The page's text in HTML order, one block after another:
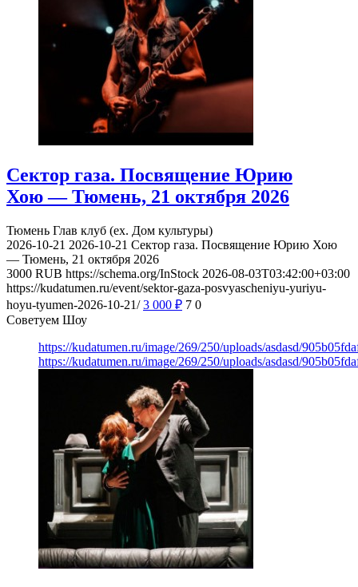
Сектор газа. Посвящение Юрию
Хою — Тюмень, 21 октября 2026
Тюмень Глав клуб (ex. Дом культуры)
2026-10-21 2026-10-21 Сектор газа. Посвящение Юрию Хою
— Тюмень, 21 октября 2026
3000 RUB https://schema.org/InStock 2026-08-03T03:42:00+03:00
https://kudatumen.ru/event/sektor-gaza-posvyascheniyu-yuriyu-
hoyu-tyumen-2026-10-21/ 3 000 ₽ 7 0
Советуем Шоу
https://kudatumen.ru/image/269/250/uploads/asdasd/
https://kudatumen.ru/image/269/250/uploads/asdasd/